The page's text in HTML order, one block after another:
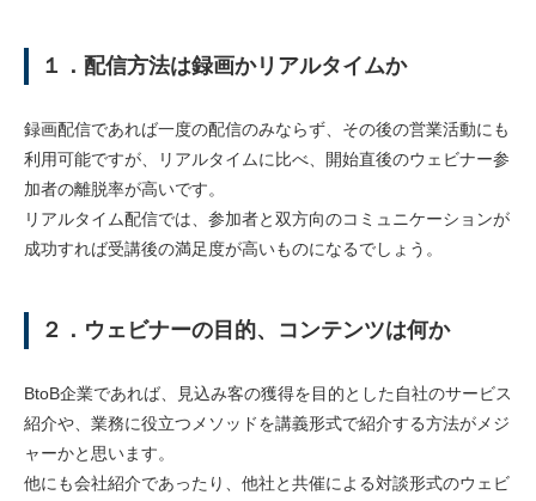
１．配信方法は録画かリアルタイムか
録画配信であれば一度の配信のみならず、その後の営業活動にも
利用可能ですが、リアルタイムに比べ、開始直後のウェビナー参
加者の離脱率が高いです。
リアルタイム配信では、参加者と双方向のコミュニケーションが
成功すれば受講後の満足度が高いものになるでしょう。
２．ウェビナーの目的、コンテンツは何か
BtoB企業であれば、見込み客の獲得を目的とした自社のサービス
紹介や、業務に役立つメソッドを講義形式で紹介する方法がメジ
ャーかと思います。
他にも会社紹介であったり、他社と共催による対談形式のウェビ